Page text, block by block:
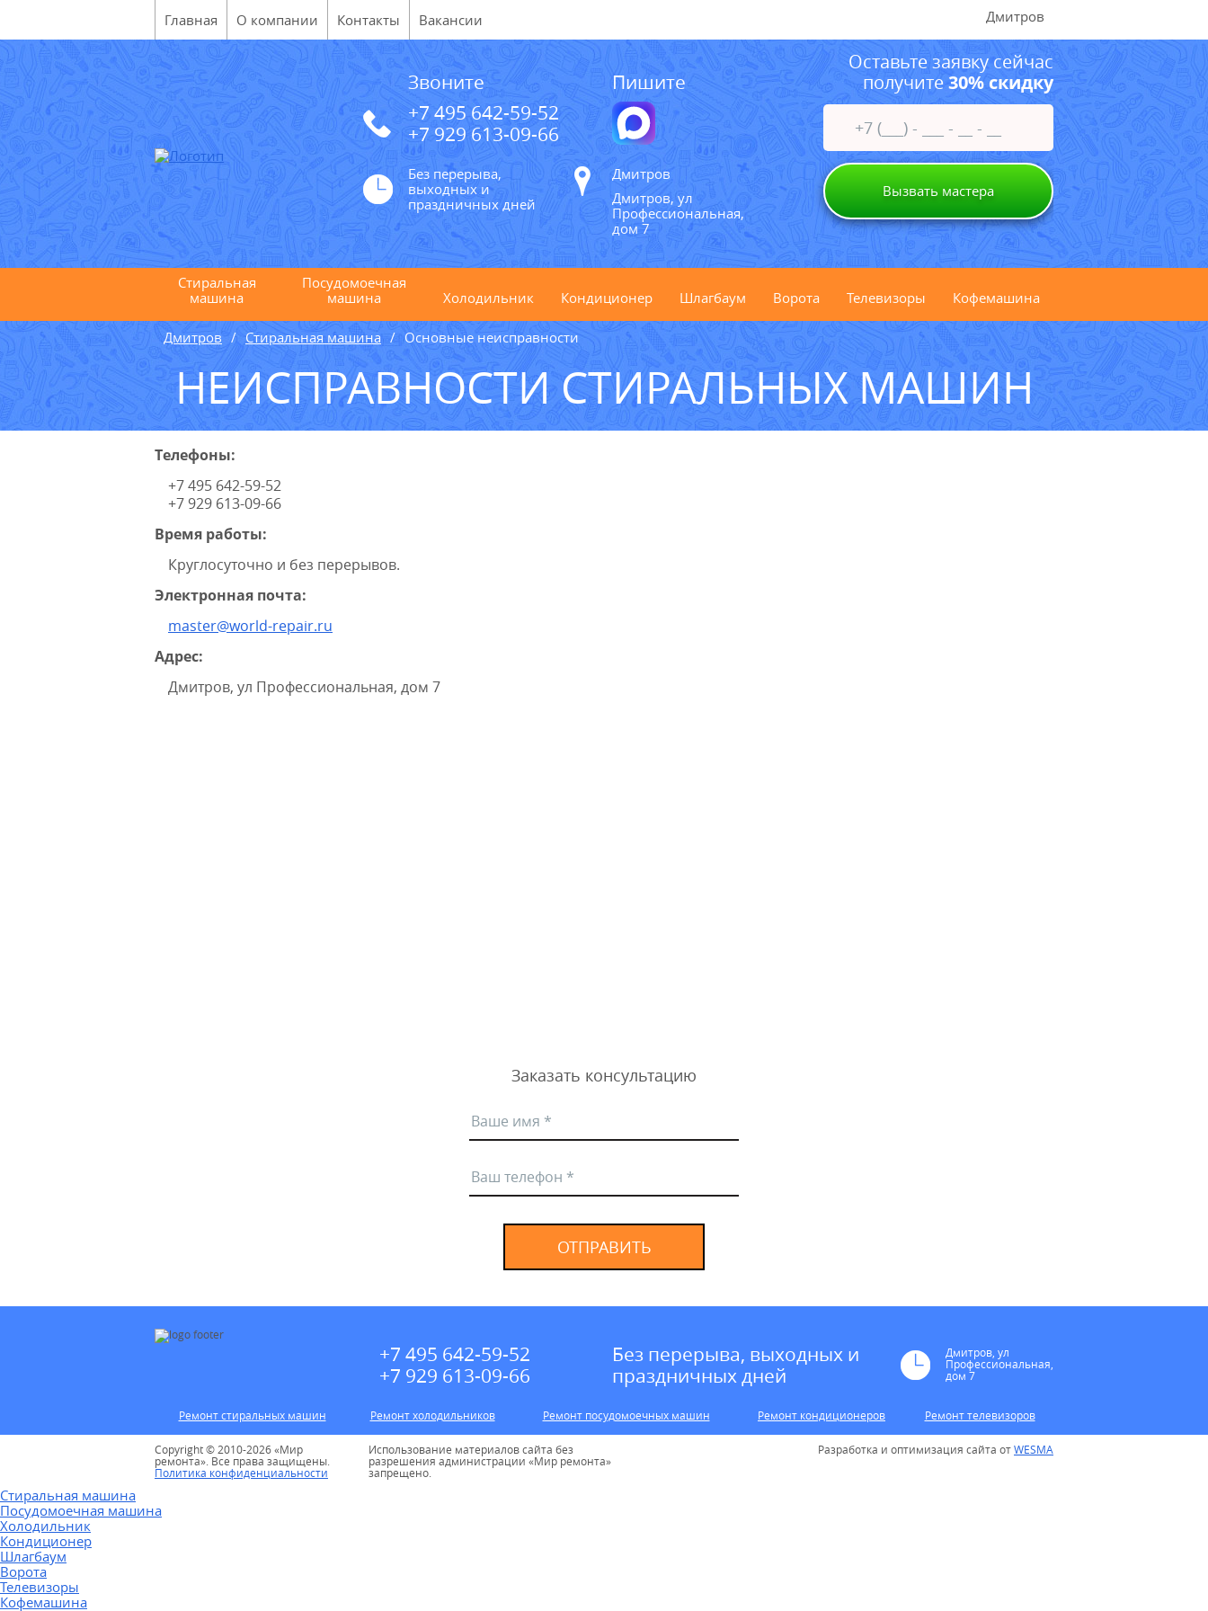
Главная О компании Контакты Вакансии Дмитров
Звоните
+7 495 642-59-52
+7 929 613-09-66
Пишите
Без перерыва,
выходных и
праздничных дней
Дмитров
Дмитров, ул
Профессиональная,
дом 7
Оставьте заявку сейчас
получите30% скидку
Вызвать мастера
Стиральная
машина
Посудомоечная
машина
Холодильник Кондиционер Шлагбаум Ворота Телевизоры Кофемашина
Дмитров Стиральная машина Основные неисправности
НЕИСПРАВНОСТИ СТИРАЛЬНЫХ МАШИН
Телефоны:
+7 495 642-59-52
+7 929 613-09-66
Время работы:
Круглосуточно и без перерывов.
Электронная почта:
master@world-repair.ru
Адрес:
Дмитров, ул Профессиональная, дом 7
Заказать консультацию
ОТПРАВИТЬ
+7 495 642-59-52
+7 929 613-09-66
Без перерыва, выходных и
праздничных дней
Дмитров, ул
Профессиональная,
дом 7
Ремонт стиральных машин Ремонт холодильников Ремонт посудомоечных машин Ремонт кондиционеров Ремонт телевизоров
Copyright © 2010-2026 «Мир
ремонта». Все права защищены.
Политика конфиденциальности
Использование материалов сайта без
разрешения администрации «Мир ремонта»
запрещено.
Разработка и оптимизация сайта отWESMA
Стиральная машина
Посудомоечная машина
Холодильник
Кондиционер
Шлагбаум
Ворота
Телевизоры
Кофемашина